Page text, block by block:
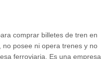
comprar billetes de tren en
posee ni opera trenes y no
ferroviaria. Es una empresa